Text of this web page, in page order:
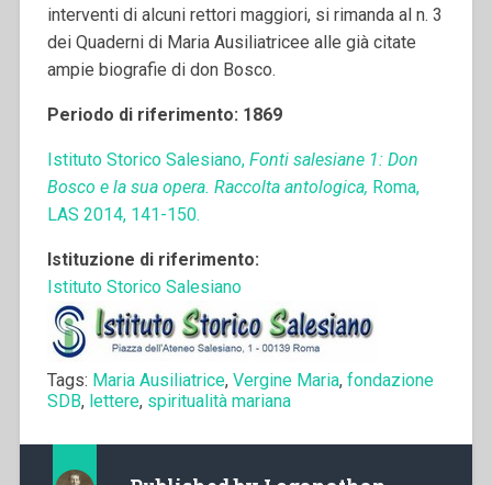
interventi di alcuni rettori maggiori, si rimanda al n. 3
dei Quaderni di Maria Ausiliatricee alle già citate
ampie biografie di don Bosco.
Periodo di riferimento: 1869
Istituto Storico Salesiano,Fonti salesiane 1: Don
Bosco e la sua opera. Raccolta antologica, Roma,
LAS 2014, 141-150.
Istituzione di riferimento:
Istituto Storico Salesiano
Tags: Maria Ausiliatrice, Vergine Maria, fondazione
SDB, lettere, spiritualità mariana